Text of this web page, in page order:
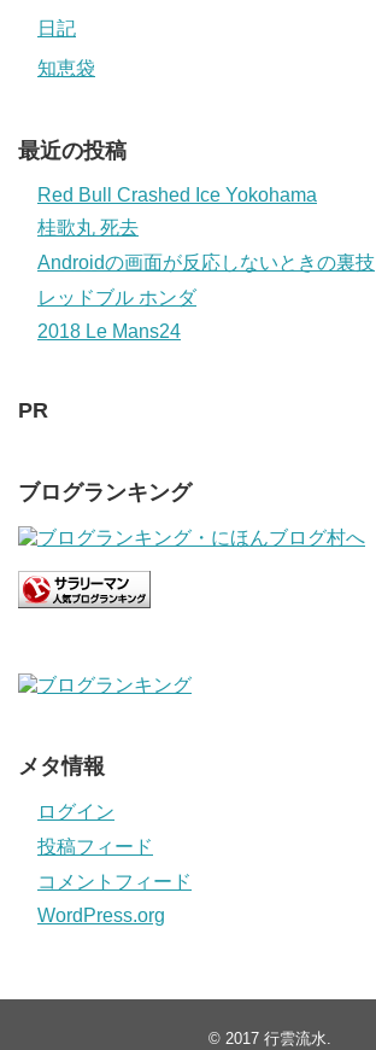
日記
知恵袋
最近の投稿
Red Bull Crashed Ice Yokohama
桂歌丸 死去
Androidの画面が反応しないときの裏技
レッドブル ホンダ
2018 Le Mans24
PR
ブログランキング
メタ情報
ログイン
投稿フィード
コメントフィード
WordPress.org
© 2017 行雲流水